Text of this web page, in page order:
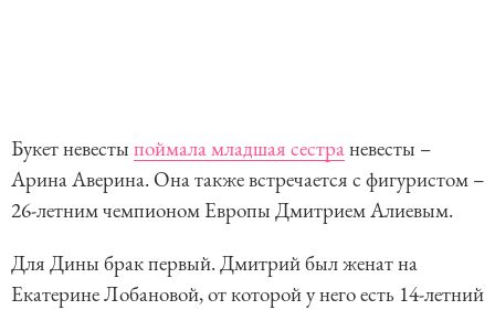
Букет невесты поймала младшая сестраневесты –
Арина Аверина. Она также встречается с фигуристом –
26-летним чемпионом Европы Дмитрием Алиевым.
Для Дины брак первый. Дмитрий был женат на
Екатерине Лобановой, от которой у него есть 14-летний